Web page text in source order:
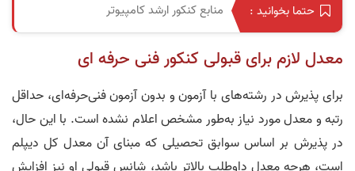
حتما بخوانید : منابع کنکور ارشد کامپیوتر
معدل لازم برای قبولی کنکور فنی حرفه ای
برای پذیرش در رشته‌های با آزمون و بدون آزمون فنی‌حرفه‌ای، حداقل
رتبه و معدل مورد نیاز به‌طور مشخص اعلام نشده است. با این حال،
در پذیرش بر اساس سوابق تحصیلی که مبنای آن معدل کل دیپلم